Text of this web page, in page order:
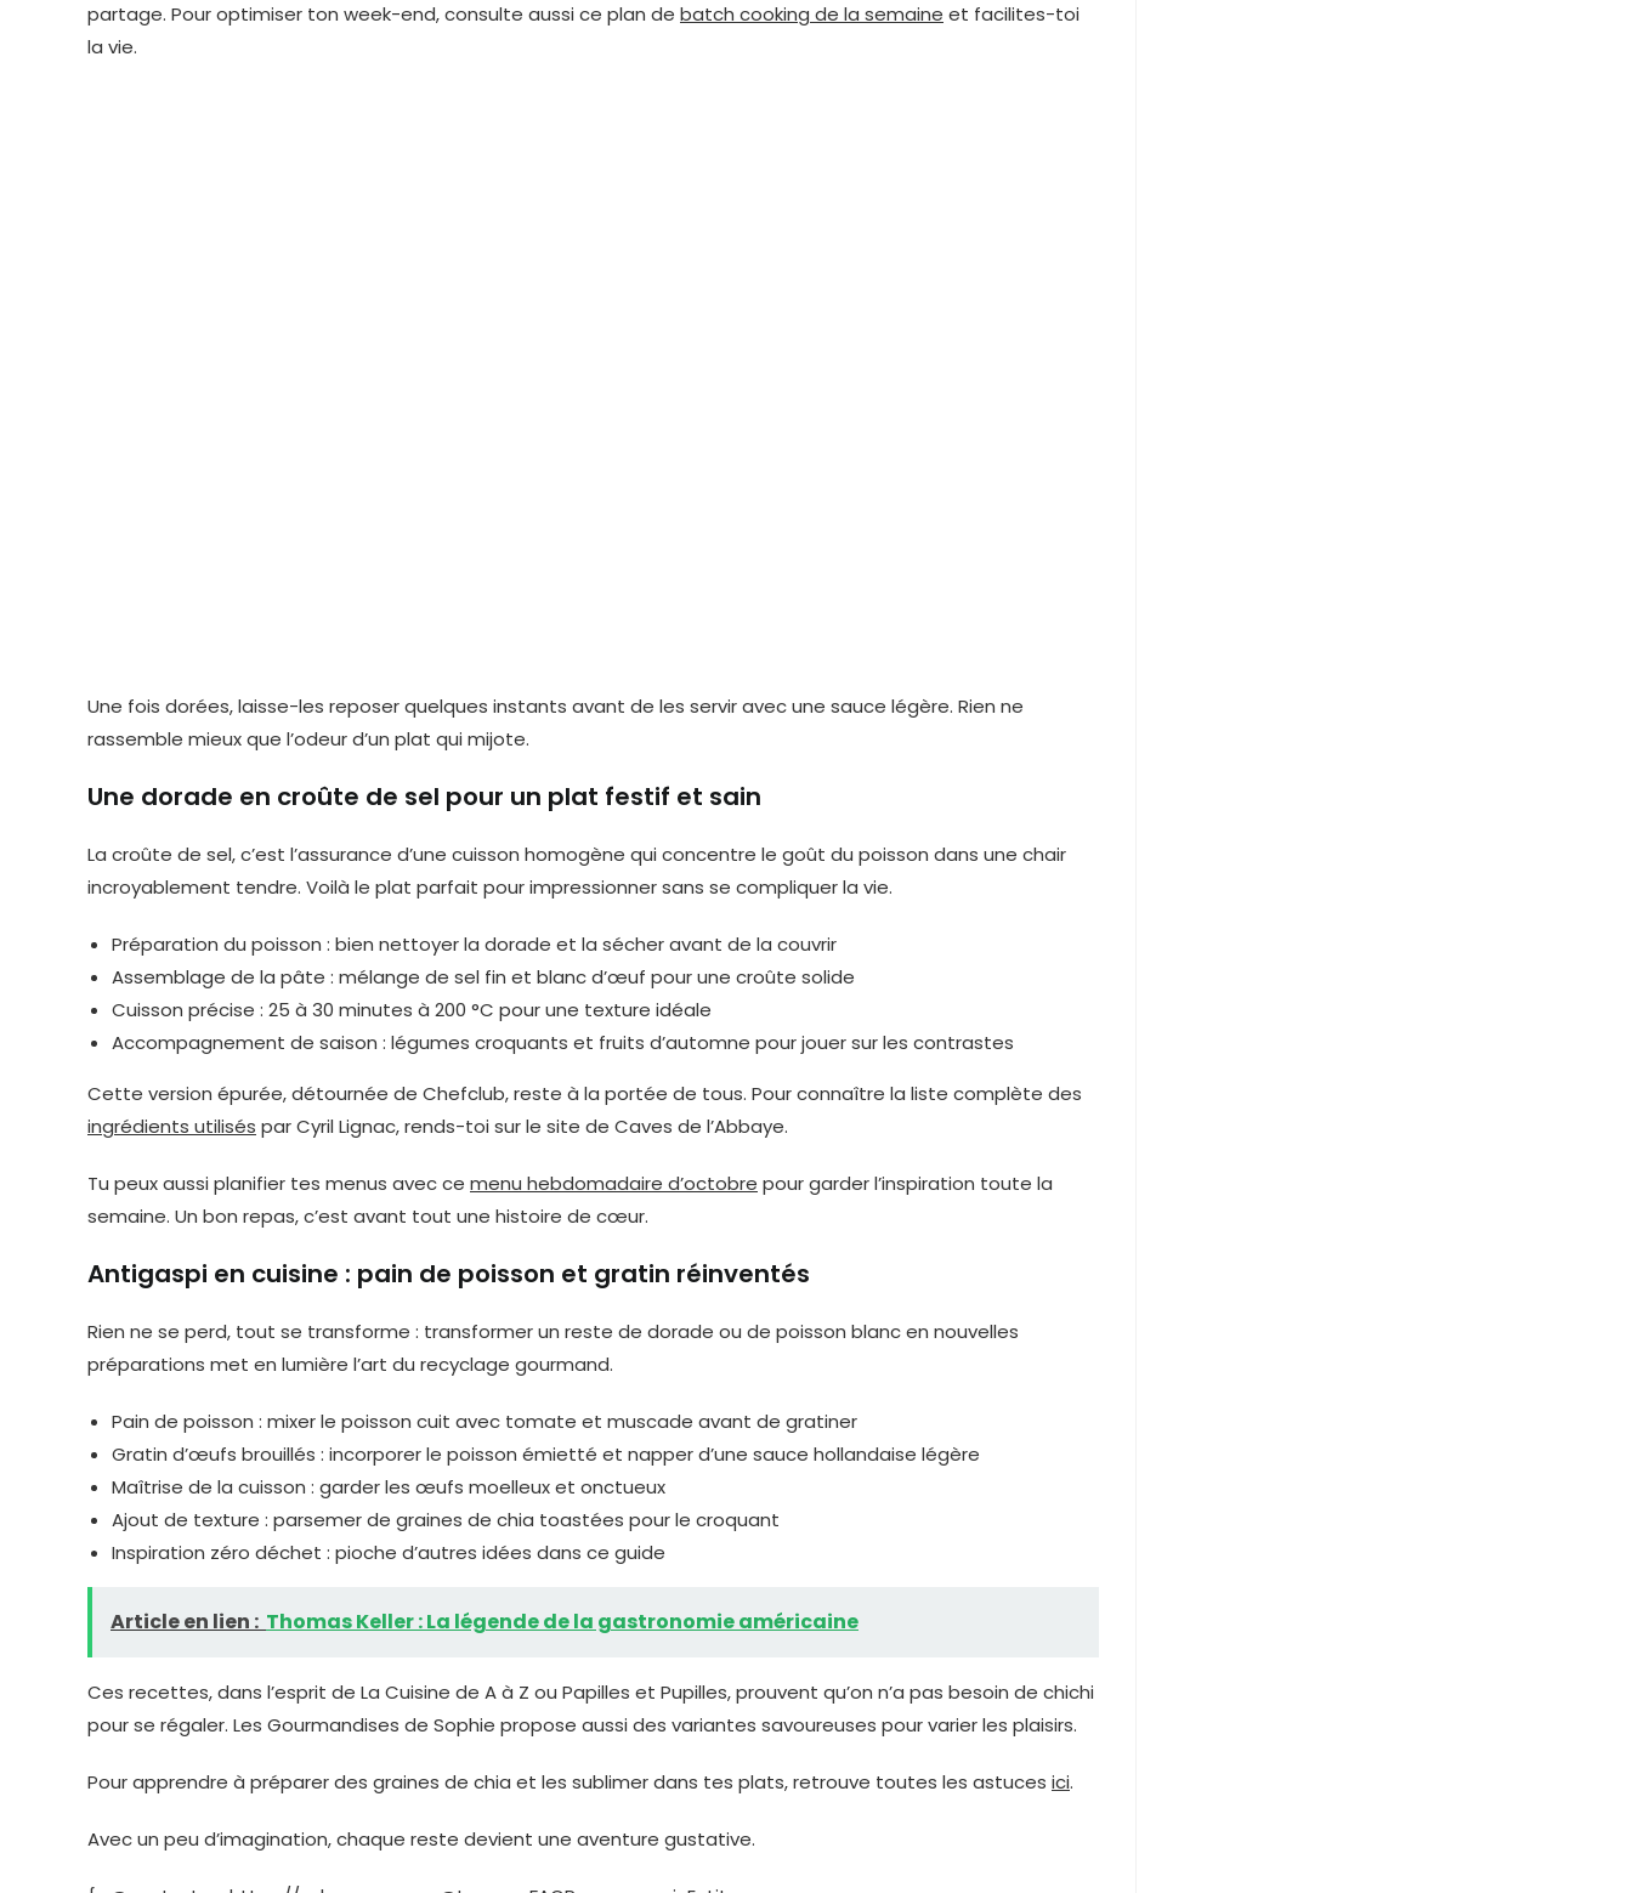
partage. Pour optimiser ton week-end, consulte aussi ce plan de batch cooking de la semaine et facilites-toi
la vie.
Une fois dorées, laisse-les reposer quelques instants avant de les servir avec une sauce légère. Rien ne
rassemble mieux que l’odeur d’un plat qui mijote.
Une dorade en croûte de sel pour un plat festif et sain
La croûte de sel, c’est l’assurance d’une cuisson homogène qui concentre le goût du poisson dans une chair
incroyablement tendre. Voilà le plat parfait pour impressionner sans se compliquer la vie.
Préparation du poisson : bien nettoyer la dorade et la sécher avant de la couvrir
Assemblage de la pâte : mélange de sel fin et blanc d’œuf pour une croûte solide
Cuisson précise : 25 à 30 minutes à 200 °C pour une texture idéale
Accompagnement de saison : légumes croquants et fruits d’automne pour jouer sur les contrastes
Cette version épurée, détournée de Chefclub, reste à la portée de tous. Pour connaître la liste complète des
ingrédients utilisés par Cyril Lignac, rends-toi sur le site de Caves de l’Abbaye.
Tu peux aussi planifier tes menus avec ce menu hebdomadaire d’octobre pour garder l’inspiration toute la
semaine. Un bon repas, c’est avant tout une histoire de cœur.
Antigaspi en cuisine : pain de poisson et gratin réinventés
Rien ne se perd, tout se transforme : transformer un reste de dorade ou de poisson blanc en nouvelles
préparations met en lumière l’art du recyclage gourmand.
Pain de poisson : mixer le poisson cuit avec tomate et muscade avant de gratiner
Gratin d’œufs brouillés : incorporer le poisson émietté et napper d’une sauce hollandaise légère
Maîtrise de la cuisson : garder les œufs moelleux et onctueux
Ajout de texture : parsemer de graines de chia toastées pour le croquant
Inspiration zéro déchet : pioche d’autres idées dans ce guide
Article en lien : Thomas Keller : La légende de la gastronomie américaine
Ces recettes, dans l’esprit de La Cuisine de A à Z ou Papilles et Pupilles, prouvent qu’on n’a pas besoin de chichi
pour se régaler. Les Gourmandises de Sophie propose aussi des variantes savoureuses pour varier les plaisirs.
Pour apprendre à préparer des graines de chia et les sublimer dans tes plats, retrouve toutes les astuces ici.
Avec un peu d’imagination, chaque reste devient une aventure gustative.